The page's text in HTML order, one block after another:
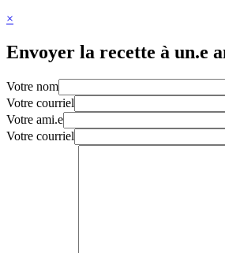
×
Envoyer la recette à un.e
Votre nom
Votre courriel
Votre ami.e
Votre courriel